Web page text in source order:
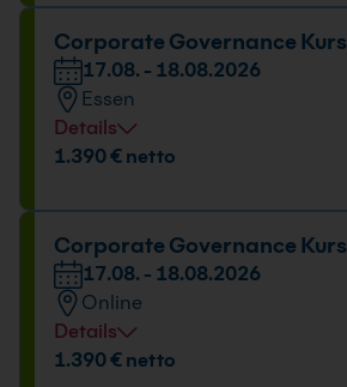
Datum und Uhrzeit
17.08. - 18.08.2026
09:00 - 16:00 Uhr
Corporate Governance Kurs
17.08. - 18.08.2026
Essen
Details
Veranstaltungsort
Datum und Uhrzeit
17.08. - 18.08.2026
09:00 - 16:00 Uhr
1.390 € netto
Corporate Governance Kurs
17.08. - 18.08.2026
Online
Details
Datum und Uhrzeit
1.390 € netto